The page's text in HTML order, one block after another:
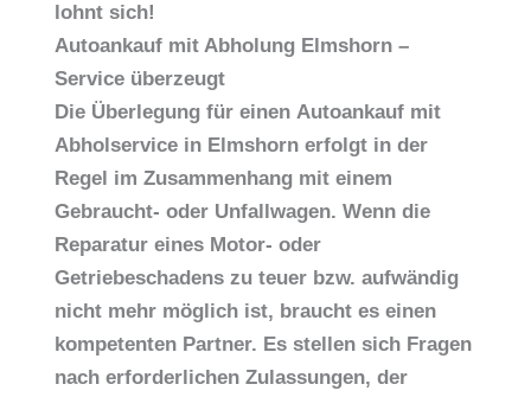
lohnt sich!
Autoankauf mit Abholung Elmshorn –
Service überzeugt
Die Überlegung für einen Autoankauf mit
Abholservice in Elmshorn erfolgt in der
Regel im Zusammenhang mit einem
Gebraucht- oder Unfallwagen. Wenn die
Reparatur eines Motor- oder
Getriebeschadens zu teuer bzw. aufwändig
nicht mehr möglich ist, braucht es einen
kompetenten Partner. Es stellen sich Fragen
nach erforderlichen Zulassungen, der